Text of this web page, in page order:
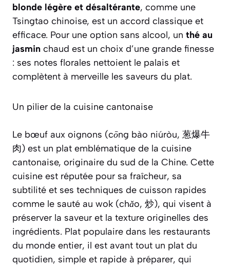
blonde légère et désaltérante, comme une
Tsingtao chinoise, est un accord classique et
efficace. Pour une option sans alcool, un thé au
jasmin chaud est un choix d’une grande finesse
: ses notes florales nettoient le palais et
complètent à merveille les saveurs du plat.
Un pilier de la cuisine cantonaise
Le bœuf aux oignons (cōng bào niúròu, 葱爆牛
肉) est un plat emblématique de la cuisine
cantonaise, originaire du sud de la Chine. Cette
cuisine est réputée pour sa fraîcheur, sa
subtilité et ses techniques de cuisson rapides
comme le sauté au wok (chǎo, 炒), qui visent à
préserver la saveur et la texture originelles des
ingrédients. Plat populaire dans les restaurants
du monde entier, il est avant tout un plat du
quotidien, simple et rapide à préparer, qui